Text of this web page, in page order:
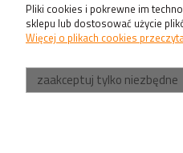
Pliki cookies i pokrewne im
sklepu lub dostosować użycie
Więcej o plikach cookies
zaakceptuj tylko niezbędne